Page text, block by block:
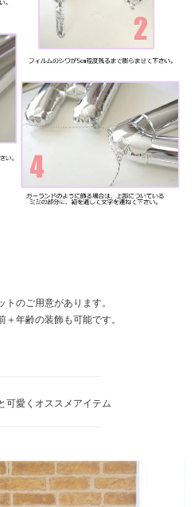
のご用意があります。
年齢の装飾も可能です。
可愛くオススメアイテム